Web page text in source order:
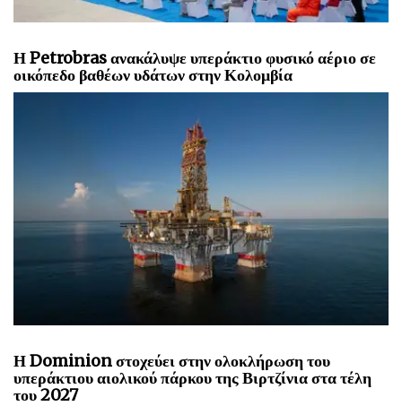
Η Petrobras ανακάλυψε υπεράκτιο φυσικό αέριο σε
οικόπεδο βαθέων υδάτων στην Κολομβία
Η Dominion στοχεύει στην ολοκλήρωση του
υπεράκτιου αιολικού πάρκου της Βιρτζίνια στα τέλη
του 2027